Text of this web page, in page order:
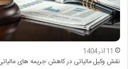
11 آذر 1404
نقش وکیل مالیاتی در کاهش جریمه های